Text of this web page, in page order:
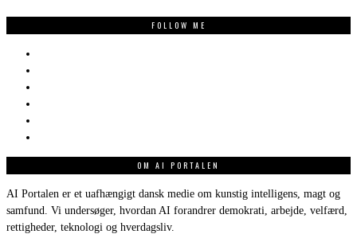
FOLLOW ME
OM AI PORTALEN
AI Portalen er et uafhængigt dansk medie om kunstig intelligens, magt og
samfund. Vi undersøger, hvordan AI forandrer demokrati, arbejde, velfærd,
rettigheder, teknologi og hverdagsliv.